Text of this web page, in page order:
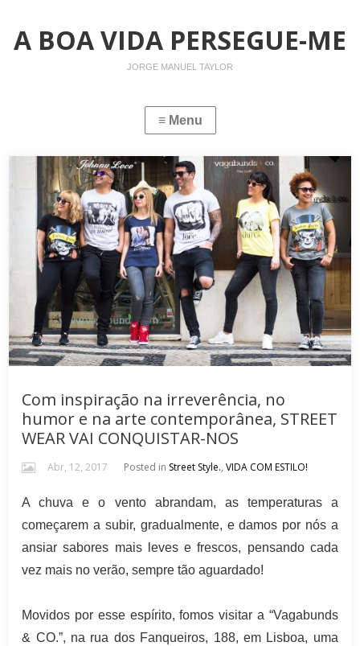
A BOA VIDA PERSEGUE-ME
JORGE MANUEL TAYLOR
Com inspiração na irreverência, no
humor e na arte contemporânea, STREET
WEAR VAI CONQUISTAR-NOS
Abr, 12, 2017 Posted in Street Style.,VIDA COM ESTILO!
A chuva e o vento abrandam, as temperaturas a
começarem a subir, gradualmente, e damos por nós a
ansiar sabores mais leves e frescos, pensando cada
vez mais no verão, sempre tão aguardado!
Movidos por esse espírito, fomos visitar a “Vagabunds
& CO.”, na rua dos Fanqueiros, 188, em Lisboa, uma